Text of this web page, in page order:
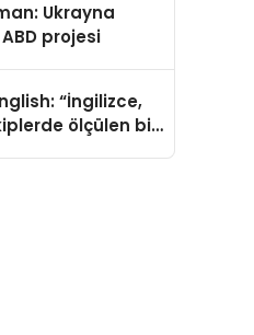
Ukrayna
projesi
“İngilizce,
ölçülen bir